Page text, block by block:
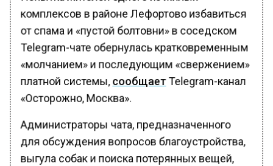
комплексов в районе Лефортово избавиться
от спама и «пустой болтовни» в соседском
Telegram-чате обернулась кратковременным
«молчанием» и последующим «свержением»
платной системы, сообщаетTelegram-канал
«Осторожно, Москва».
Администраторы чата, предназначенного
для обсуждения вопросов благоустройства,
выгула собак и поиска потерянных вещей,